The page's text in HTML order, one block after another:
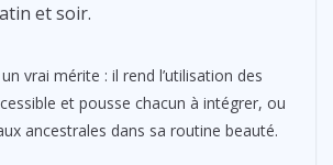
et soir.
vrai mérite : il rend l’utilisation des
et pousse chacun à intégrer, ou
ancestrales dans sa routine beauté.